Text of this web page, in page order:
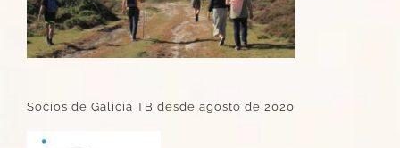
Socios de Galicia TB desde agosto de 2020